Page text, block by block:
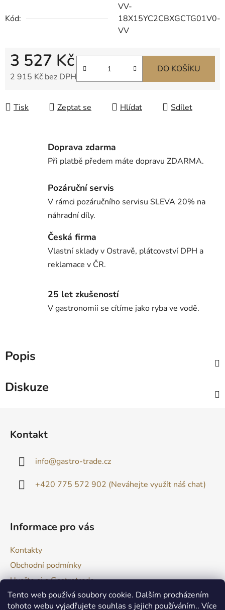
Tento web používá soubory cookie. Dalším procházením
tohoto webu vyjadřujete souhlas s jejich používáním.. Více
Kód:
VV-
18X15YC2CBXGCTG01V0-
VV
3 527 Kč
2 915 Kč bez DPH
DO KOŠÍKU
Tisk Zeptat se Hlídat Sdílet
Doprava zdarma
Při platbě předem máte dopravu ZDARMA.
Pozáruční servis
V rámci pozáručního servisu SLEVA 20% na
náhradní díly.
Česká firma
Vlastní sklady v Ostravě, plátcovství DPH a
reklamace v ČR.
25 let zkušeností
V gastronomii se cítíme jako ryba ve vodě.
Popis
Diskuze
Kontakt
info@gastro-trade.cz
+420 775 572 902 (Neváhejte využít náš chat)
Informace pro vás
Kontakty
Obchodní podmínky
Uvařte si s Gastrotrade
Naše produkty - Tipy a triky